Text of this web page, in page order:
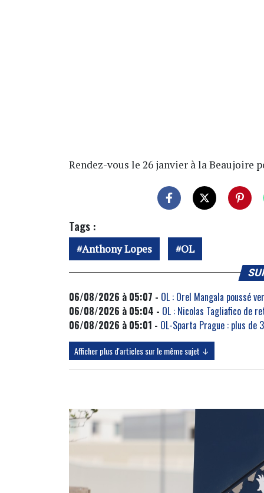
Rendez-vous le 26 janvier à la Beaujoire
Tags :
Anthony Lopes OL
06/08/2026 à 05:07 - OL : Orel Mangala poussé
06/08/2026 à 05:04 - OL : Nicolas Tagliafico de
06/08/2026 à 05:01 - OL-Sparta Prague : plus
Afficher plus d'articles sur le même sujet ↓